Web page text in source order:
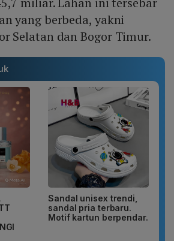
yang berbeda, yakni
Selatan dan Bogor Timur.
Sandal unisex trendi,
sandal pria terbaru.
Motif kartun berpendar.